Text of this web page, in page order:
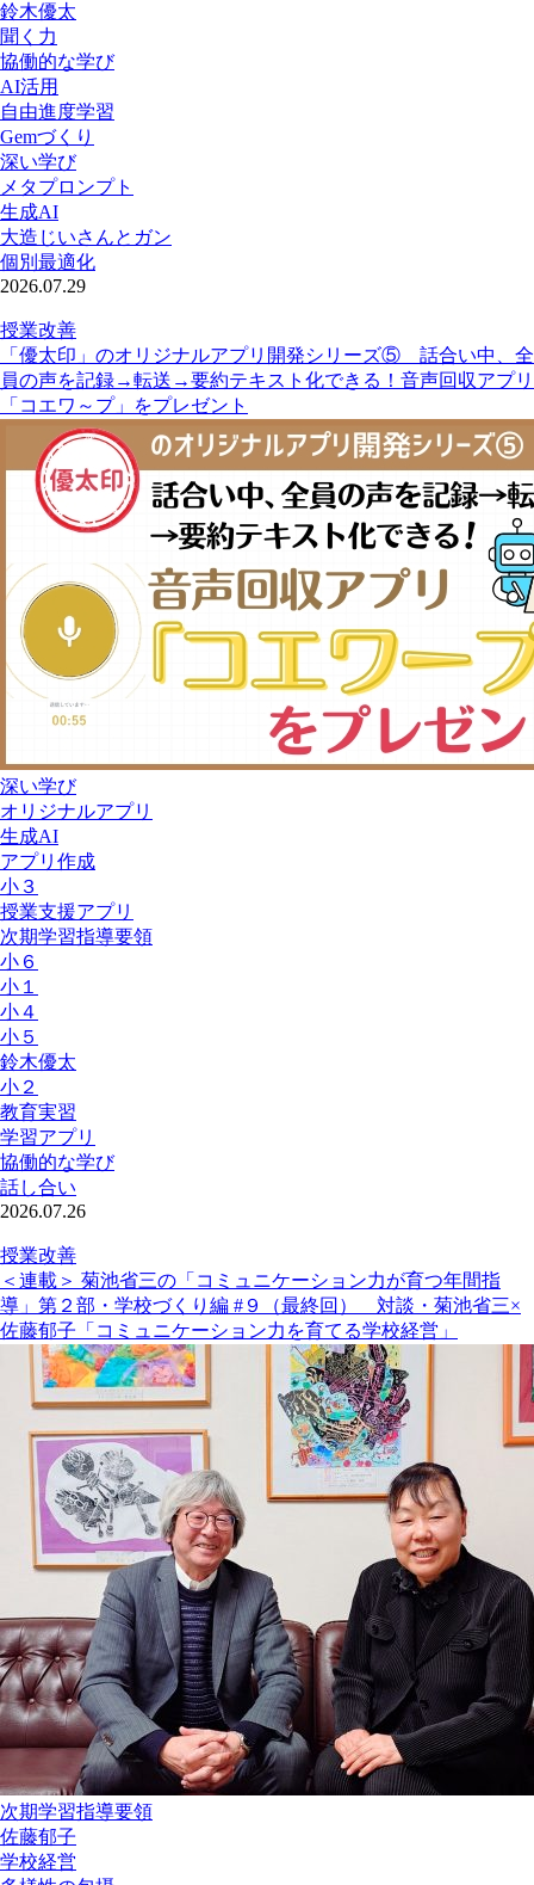
鈴木優太
聞く力
協働的な学び
AI活用
自由進度学習
Gemづくり
深い学び
メタプロンプト
生成AI
大造じいさんとガン
個別最適化
2026.07.29
授業改善
「優太印」のオリジナルアプリ開発シリーズ⑤ 話合い中、全
員の声を記録→転送→要約テキスト化できる！音声回収アプリ
「コエワ～プ」をプレゼント
深い学び
オリジナルアプリ
生成AI
アプリ作成
小３
授業支援アプリ
次期学習指導要領
小６
小１
小４
小５
鈴木優太
小２
教育実習
学習アプリ
協働的な学び
話し合い
2026.07.26
授業改善
＜連載＞ 菊池省三の「コミュニケーション力が育つ年間指
導」第２部・学校づくり編 #９（最終回） 対談・菊池省三×
佐藤郁子「コミュニケーション力を育てる学校経営」
次期学習指導要領
佐藤郁子
学校経営